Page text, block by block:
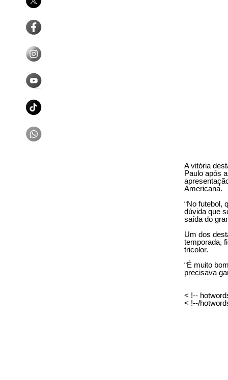
A vitória
Paulo após
Americana.
“No futebol,
dúvida que
saída do
Um dos
temporada,
tricolor.
“É muito
precisava
< !--
< !--/